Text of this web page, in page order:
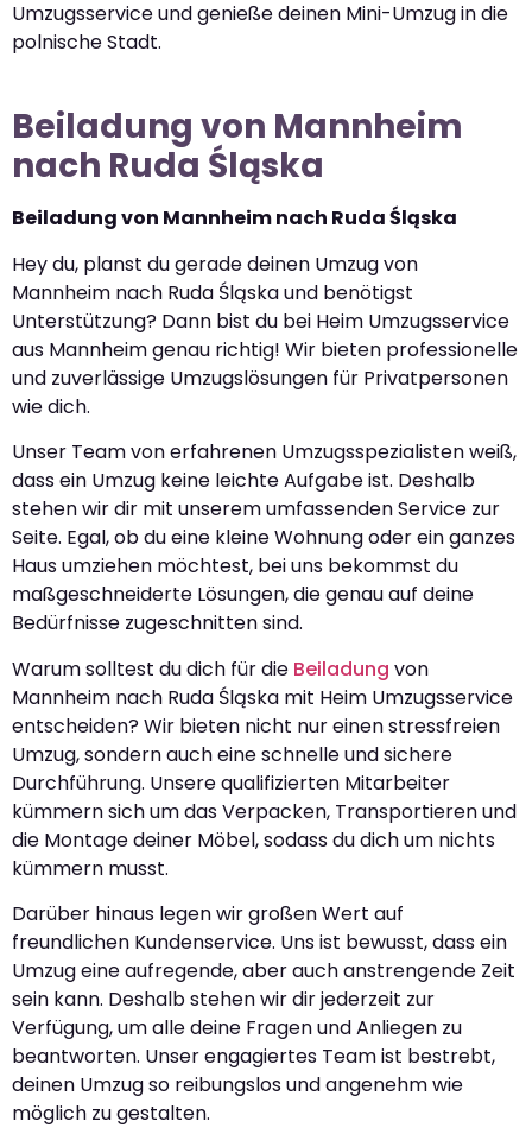
Umzugsservice und genieße deinen Mini-Umzug in die
polnische Stadt.
Beiladung von Mannheim
nach Ruda Śląska
Beiladung von Mannheim nach Ruda Śląska
Hey du, planst du gerade deinen Umzug von
Mannheim nach Ruda Śląska und benötigst
Unterstützung? Dann bist du bei Heim Umzugsservice
aus Mannheim genau richtig! Wir bieten professionelle
und zuverlässige Umzugslösungen für Privatpersonen
wie dich.
Unser Team von erfahrenen Umzugsspezialisten weiß,
dass ein Umzug keine leichte Aufgabe ist. Deshalb
stehen wir dir mit unserem umfassenden Service zur
Seite. Egal, ob du eine kleine Wohnung oder ein ganzes
Haus umziehen möchtest, bei uns bekommst du
maßgeschneiderte Lösungen, die genau auf deine
Bedürfnisse zugeschnitten sind.
Warum solltest du dich für die Beiladung von
Mannheim nach Ruda Śląska mit Heim Umzugsservice
entscheiden? Wir bieten nicht nur einen stressfreien
Umzug, sondern auch eine schnelle und sichere
Durchführung. Unsere qualifizierten Mitarbeiter
kümmern sich um das Verpacken, Transportieren und
die Montage deiner Möbel, sodass du dich um nichts
kümmern musst.
Darüber hinaus legen wir großen Wert auf
freundlichen Kundenservice. Uns ist bewusst, dass ein
Umzug eine aufregende, aber auch anstrengende Zeit
sein kann. Deshalb stehen wir dir jederzeit zur
Verfügung, um alle deine Fragen und Anliegen zu
beantworten. Unser engagiertes Team ist bestrebt,
deinen Umzug so reibungslos und angenehm wie
möglich zu gestalten.